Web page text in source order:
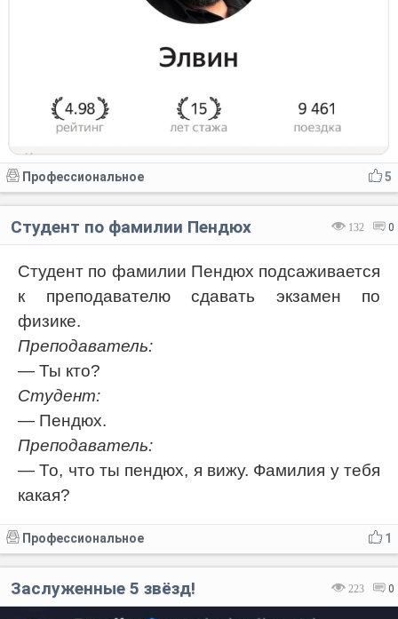
5
Профессиональное
132 0
Студент по фамилии Пендюх
Студент по фамилии Пендюх подсаживается
к преподавателю сдавать экзамен по
физике.
Преподаватель:
— Ты кто?
Студент:
— Пендюх.
Преподаватель:
— То, что ты пендюх, я вижу. Фамилия у тебя
какая?
1
Профессиональное
223 0
Заслуженные 5 звёзд!